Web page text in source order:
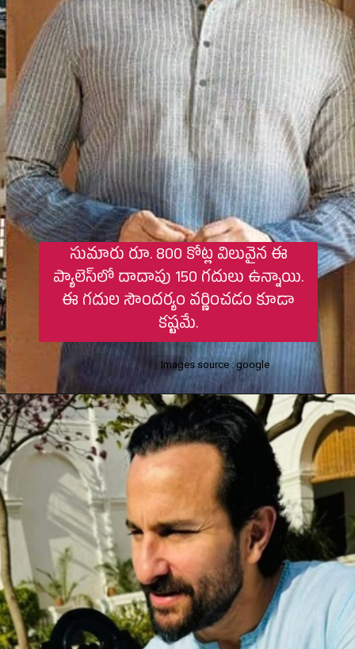
సుమారు రూ. 800 కోట్ల విలువైన ఈ
ప్యాలెస్‌లో దాదాపు 150 గదులు ఉన్నాయి.
ఈ గదుల సౌందర్యం వర్ణించడం కూడా
కష్టమే.
Images source : google